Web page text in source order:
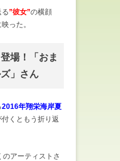
る”彼女”の横顔
った。
場！「おま
」さん
2016年翔栄海岸夏
くともう折り返
アーティストさ